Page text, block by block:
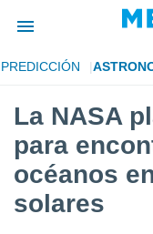
de
ha sido
para
la
que se
PREDICCIÓN
La NASA
para
océanos
solares